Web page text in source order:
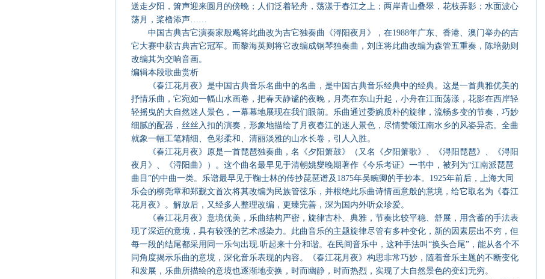
送走夕阳，箫声迎来圆月的傍晚；人们泛着轻舟，荡漾于春江之上；两岸青山叠翠，花枝弄影；水面波心
荡月，桨橹添声……
中国古典吉它演奏家殷飚将此曲改为吉它独奏曲《浔阳夜月》，在1988年广东、香港、澳门举办的吉
它大赛中获古典吉它冠军。而黎海英则将它改编成钢琴独奏曲，刘庄将此曲改编为森管五重奏，陈培勋则
改编其为交响音画。
编辑本段歌曲赏析
《春江花月夜》是中国古典音乐名曲中的名曲，是中国古典音乐经典中的经典。这是一首典雅优美的
抒情乐曲，它宛如一幅山水画卷，把春天静谧的夜晚，月亮在东山升起，小舟在江面荡漾，花影在西岸轻
轻摇曳的大自然迷人景色，一幕幕地展现在我们眼前。乐曲通过委婉质朴的旋律，流畅多变的节奏，巧妙
细腻的配器，丝丝入扣的演奏，形象地描绘了月夜春江的迷人景色，尽情赞颂江南水乡的风姿异态。全曲
就象一幅工笔精细、色彩柔和、清丽淡雅的山水长卷，引人入胜。
《春江花月夜》原是一首琵琶独奏曲，名《夕阳箫鼓》（又名《夕阳箫歌》、《浔阳琵琶》、《浔阳
夜月》、《浔阳曲》）。这个曲名最早见于清朝姚燮晚期著作《今乐考证》一书中，被列为“江南派琵琶
曲目”的中曲一类。乐谱最早见于鞠士林的传抄琵琶谱及1875年吴畹卿的手抄本。1925年前后，上海大同
乐会的柳尧章和郑觐文首次将其改编为民族管弦乐，并根绝此乐曲诗情画意般的意境，给它取名为《春江
花月夜》。解放后，又经多人整理改编，更臻完善，深为国内外听众珍爱。
《春江花月夜》意境优美，乐曲结构严密，旋律古朴、典雅，节奏比较平稳、舒展，用含蓄的手法表
现了深远的意境，具有较强的艺术感染力。此曲音乐的主题旋律尽管有多种变化，新的因素层出不穷，但
每一段的结尾都采用同一乐句出现.听起来十分和谐。在民间音乐中，这种手法叫“换头合尾”，能从各个不
同角度揭示乐曲的意境，深化音乐表现的内容。《春江花月夜》构思非常巧妙，随着音乐主题的不断变化
和发展，乐曲所描绘的意境也逐渐地变换，时而幽静，时而热烈，实现了大自然景色的变幻无穷。